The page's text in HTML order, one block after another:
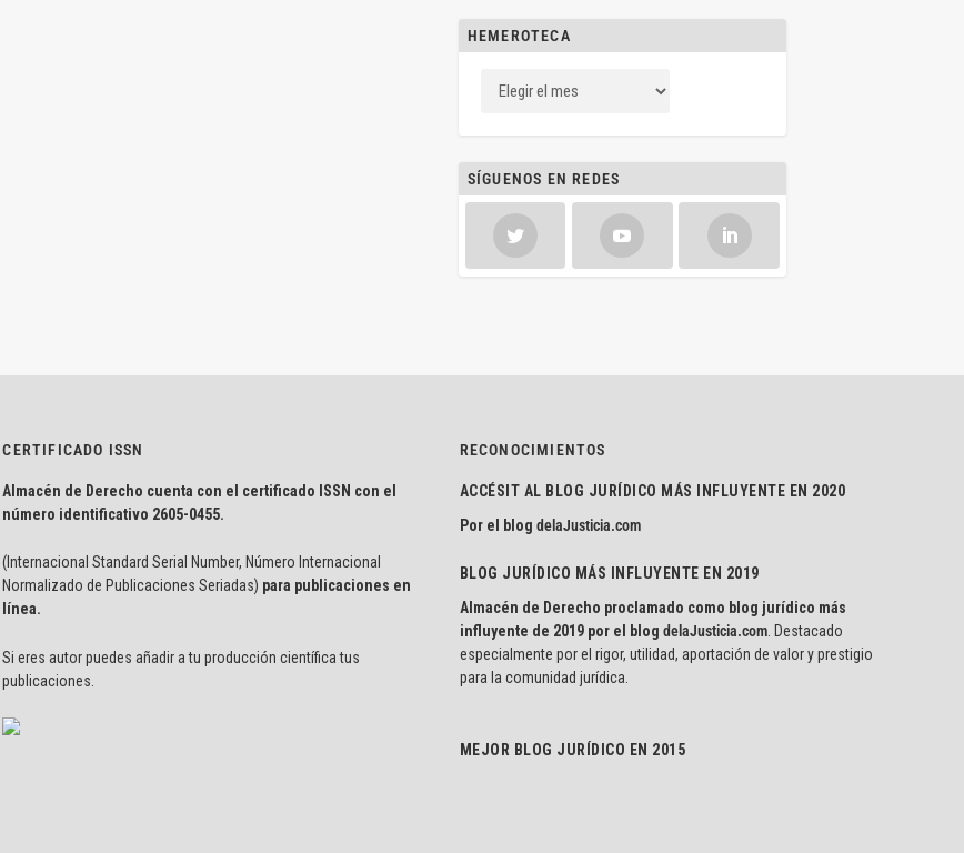
HEMEROTECA
SÍGUENOS EN REDES
CERTIFICADO ISSN
Almacén de Derecho cuenta con el certificado ISSN con el
número identificativo 2605-0455.
(Internacional Standard Serial Number, Número Internacional
Normalizado de Publicaciones Seriadas) para publicaciones en
línea.
Si eres autor puedes añadir a tu producción científica tus
publicaciones.
RECONOCIMIENTOS
ACCÉSIT AL BLOG JURÍDICO MÁS INFLUYENTE EN 2020
Por el blog delaJusticia.com
BLOG JURÍDICO MÁS INFLUYENTE EN 2019
Almacén de Derecho proclamado como blog jurídico más
influyente de 2019 por el blog delaJusticia.com. Destacado
especialmente por el rigor, utilidad, aportación de valor y prestigio
para la comunidad jurídica.
MEJOR BLOG JURÍDICO EN 2015